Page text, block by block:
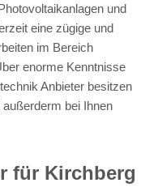
und
eine zügige und
im Bereich
enorme Kenntnisse
Anbieter besitzen
bei Ihnen
für Kirchberg